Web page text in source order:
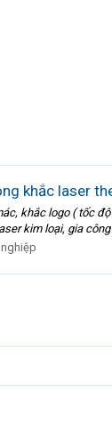
khắc laser
khắc logo ( tốc
kim loại, gia